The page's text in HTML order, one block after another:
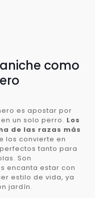
como
es apostar por
un solo perro. Los
de las razas más
los convierte en
tanto para
Son
encanta estar con
estilo de vida, ya
jardín.